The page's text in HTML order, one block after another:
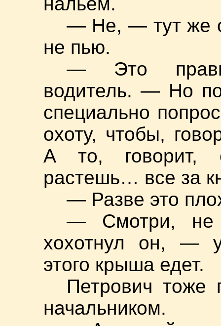
— Не, — тут же
не пью.
— Это
водитель. — Но
специально
охоту, чтобы,
А то, говорит,
растешь… все за
— Разве это
— Смотри, не
хохотнул он, —
этого крыша едет.
Петрович тоже
начальником.